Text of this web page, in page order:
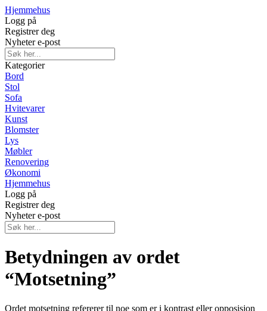
Hjemmehus
Logg på
Registrer deg
Nyheter e-post
Kategorier
Bord
Stol
Sofa
Hvitevarer
Kunst
Blomster
Lys
Møbler
Renovering
Økonomi
Hjemmehus
Logg på
Registrer deg
Nyheter e-post
Betydningen av ordet
“Motsetning”
Ordet motsetning refererer til noe som er i kontrast eller opposisjon